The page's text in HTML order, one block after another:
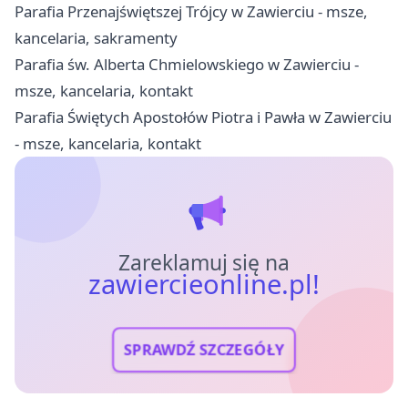
Parafia Przenajświętszej Trójcy w Zawierciu - msze,
kancelaria, sakramenty
Parafia św. Alberta Chmielowskiego w Zawierciu -
msze, kancelaria, kontakt
Parafia Świętych Apostołów Piotra i Pawła w Zawierciu
- msze, kancelaria, kontakt
Zareklamuj się na
zawiercieonline.pl!
SPRAWDŹ SZCZEGÓŁY